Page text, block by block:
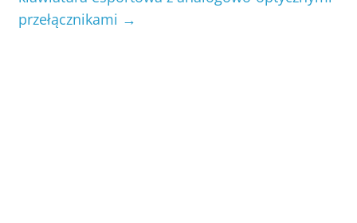
przełącznikami →